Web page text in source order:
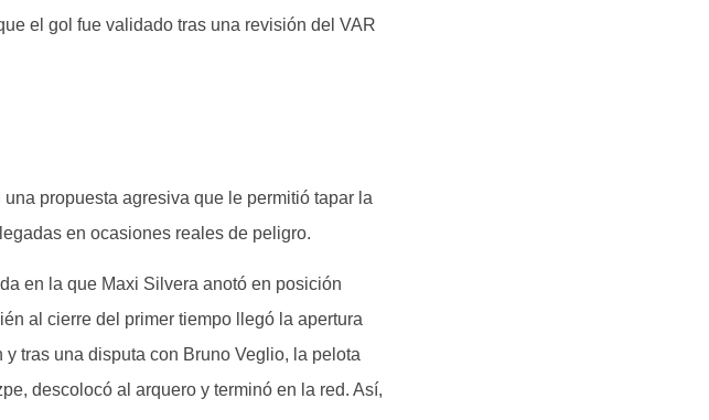
el gol fue validado tras una revisión del VAR
propuesta agresiva que le permitió tapar la
en ocasiones reales de peligro.
en la que Maxi Silvera anotó en posición
al cierre del primer tiempo llegó la apertura
tras una disputa con Bruno Veglio, la pelota
descolocó al arquero y terminó en la red. Así,